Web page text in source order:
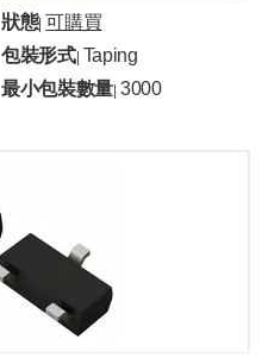
狀態| 可購買
包裝形式| Taping
最小包裝數量 |3000